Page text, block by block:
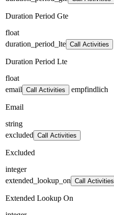
Duration Period Gte
float
duration_period_lte Call Activities
Duration Period Lte
float
email Call Activities empfindlich
Email
string
excluded Call Activities
Excluded
integer
extended_lookup_on Call Activities
Extended Lookup On